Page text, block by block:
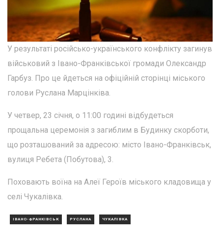
У результаті російсько-українського конфлікту загинув
військовий з Івано-Франківської громади Олександр
Гарбуз. Про це йдеться на офіційній сторінці міського
голови Руслана Марцінківа.
У четвер, 23 січня, о 11:00 годині відбудеться
прощальна церемонія з загиблим в Будинку скорботи,
що розташований за адресою: місто Івано-Франківськ,
вулиця Ребета (Побутова), 3.
Поховають воїна на Алеї Героїв міського кладовища у
селі Чукалівка.
ІВАНО-ФРАНКІВСЬК РУСЛАНА ЧУКАЛІВКА